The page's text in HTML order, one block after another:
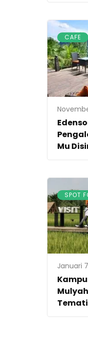
CAFE
Mu
SPOT
Januari